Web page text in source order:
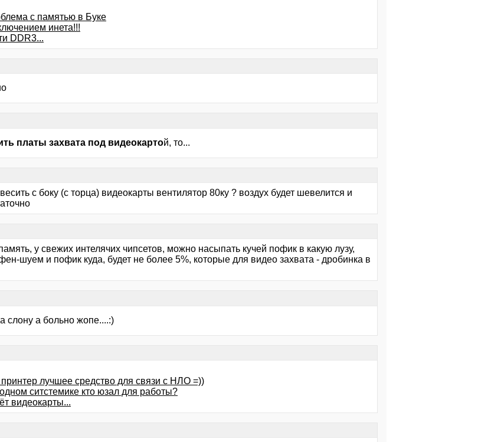
с памятью в Буке
инета!!!
DDR3...
платы захвата под видеокартой, то...
с боку (с торца) видеокарты вентилятор 80ку ? воздух будет шевелится и
у свежих интелячих чипсетов, можно насыпать кучей пофик в какую лузу,
шуем и пофик куда, будет не более 5%, которые для видео захвата - дробинка в
слону а больно жопе....:)
лучшее средство для связи с НЛО =))
ситстемике кто юзал для работы?
видеокарты...